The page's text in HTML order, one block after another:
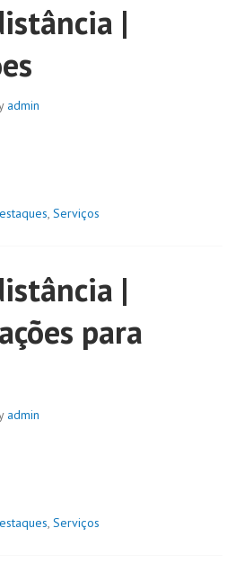
|
admin
, Serviços
|
para
admin
, Serviços